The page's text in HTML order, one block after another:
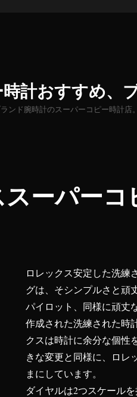
計おすすめ、
ンド腕時計のスーパーコピー時計
ーパー
ロレックス安定した洗練
グは、そシンプルさと頑
パイロット、同様に頑丈
作成された洗練された時
クスは時計に余分な個性
きな変更と同様に、ロレ
まにしています。
ダイヤルは2つスケール